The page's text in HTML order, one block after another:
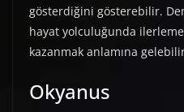
gösterdiğini gösterebilir.
hayat yolculuğunda
kazanmak anlamına
Okyanus